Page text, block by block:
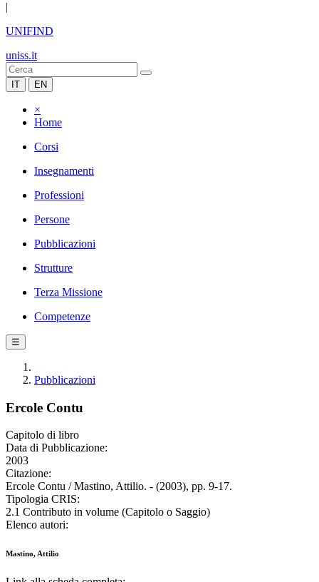
|
UNIFIND
uniss.it
IT EN
×
Home
Corsi
Insegnamenti
Professioni
Persone
Pubblicazioni
Strutture
Terza Missione
Competenze
☰
Pubblicazioni
Ercole Contu
Capitolo di libro
Data di Pubblicazione:
2003
Citazione:
Ercole Contu / Mastino, Attilio. - (2003), pp. 9-17.
Tipologia CRIS:
2.1 Contributo in volume (Capitolo o Saggio)
Elenco autori:
Mastino, Attilio